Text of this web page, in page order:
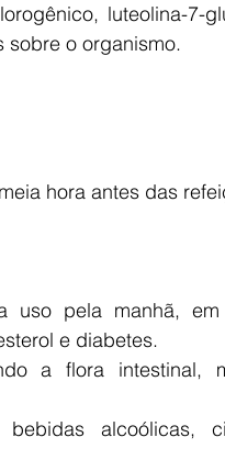
luteolina-7-
sobre o organismo.
hora antes das
uso pela manhã,
e diabetes.
a flora intestinal,
alcoólicas,